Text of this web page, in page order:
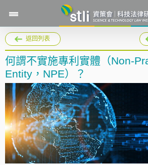
返回列表
何謂不實施專利實體（Non-
Entity，NPE）？